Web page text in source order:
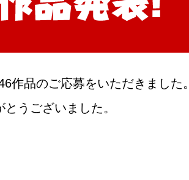
作品のご応募をいただきました。
うございました。